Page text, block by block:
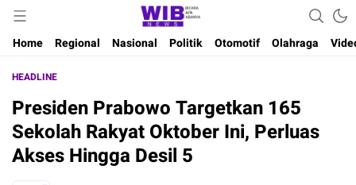
Wibnews
Waktu Indonesia Bicara
Home
Regional Nasional Politik Otomotif Olahraga
HEADLINE
Presiden Prabowo Targetkan 165
Sekolah Rakyat Oktober Ini, Perluas
Akses Hingga Desil 5